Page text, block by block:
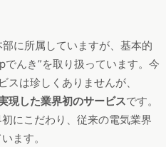
に所属していますが、基本的
んき”を取り扱っています。今
は珍しくありませんが、
現した業界初のサービスです。
にこだわり、従来の電気業界
ます。